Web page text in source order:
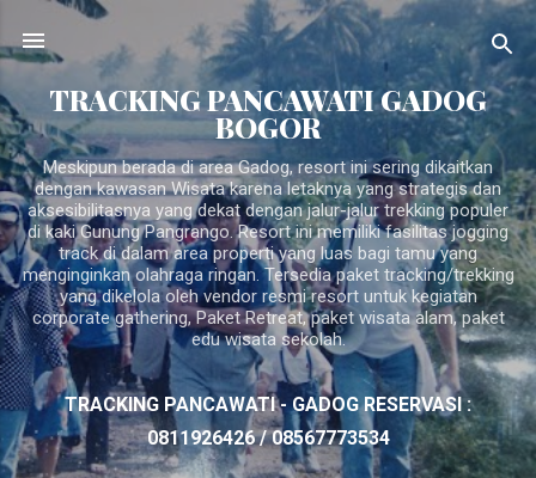
Langsung ke konten utama
TRACKING PANCAWATI GADOG
BOGOR
Meskipun berada di area Gadog, resort ini sering dikaitkan
dengan kawasan Wisata karena letaknya yang strategis dan
aksesibilitasnya yang dekat dengan jalur-jalur trekking populer
di kaki Gunung Pangrango. Resort ini memiliki fasilitas jogging
track di dalam area properti yang luas bagi tamu yang
menginginkan olahraga ringan. Tersedia paket tracking/trekking
yang dikelola oleh vendor resmi resort untuk kegiatan
corporate gathering, Paket Retreat, paket wisata alam, paket
edu wisata sekolah.
TRACKING PANCAWATI - GADOG RESERVASI :
0811926426 / 08567773534